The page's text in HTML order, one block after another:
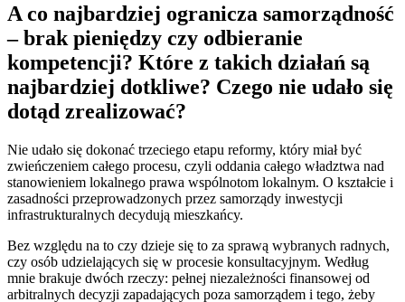
A co najbardziej ogranicza samorządność
– brak pieniędzy czy odbieranie
kompetencji? Które z takich działań są
najbardziej dotkliwe? Czego nie udało się
dotąd zrealizować?
Nie udało się dokonać trzeciego etapu reformy, który miał być
zwieńczeniem całego procesu, czyli oddania całego władztwa nad
stanowieniem lokalnego prawa wspólnotom lokalnym. O kształcie i
zasadności przeprowadzonych przez samorządy inwestycji
infrastrukturalnych decydują mieszkańcy.
Bez względu na to czy dzieje się to za sprawą wybranych radnych,
czy osób udzielających się w procesie konsultacyjnym. Według
mnie brakuje dwóch rzeczy: pełnej niezależności finansowej od
arbitralnych decyzji zapadających poza samorządem i tego, żeby